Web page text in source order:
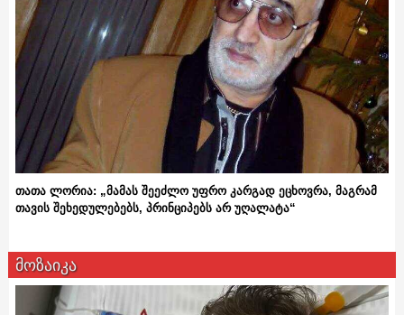
თათა ლორია: „მამას შეეძლო უფრო კარგად ეცხოვრა, მაგრამ
თავის შეხედულებებს, პრინციპებს არ უღალატა“
მოზაიკა